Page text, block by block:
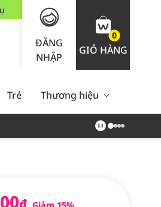
ĐĂNG
NHẬP
0
GIỎ HÀNG
Trẻ Em Nam Giới Chăm Sóc
Thương hiệu
₫